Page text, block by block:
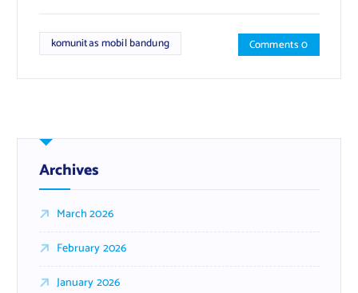
komunitas mobil bandung Comments 0
Archives
March 2026
February 2026
January 2026